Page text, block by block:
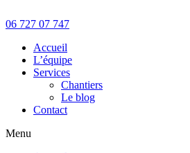
au
06 727 07 747
Accueil
L’équipe
Services
Chantiers
Le blog
Contact
Menu